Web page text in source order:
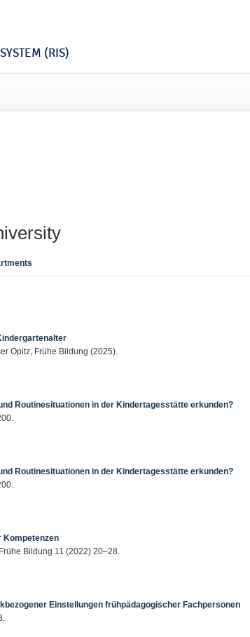
(RIS)
Opitz, Frühe Bildung (2025).
Routinesituationen in der Kindertagesstätte erkunden?
Routinesituationen in der Kindertagesstätte erkunden?
Kompetenzen
Bildung 11 (2022) 20–28.
Einstellungen frühpädagogischer Fachpersonen